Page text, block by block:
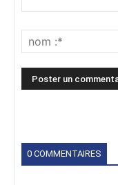
0 COMMENTAIRES